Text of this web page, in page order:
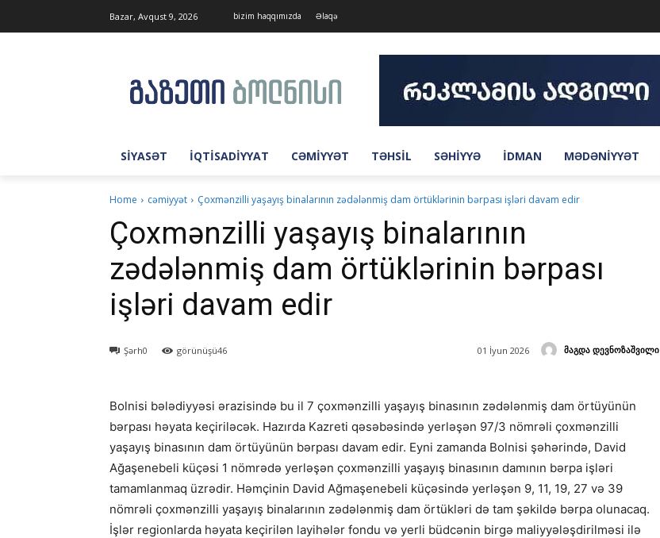
Bazar, Avqust 9, 2026 bizim haqqımızda Əlaqə
SIYASƏT İQTISADIYYAT CƏMIYYƏT TƏHSIL SƏHIYYƏ IDMAN MƏDƏNIYYƏT
Home cəmiyyət Çoxmənzilli yaşayış binalarının zədələnmiş dam örtüklərinin bərpası işləri davam edir
Çoxmənzilli yaşayış binalarının
zədələnmiş dam örtüklərinin bərpası
işləri davam edir
მაგდა დევნოზაშვილი
01 İyun 2026
Şərh0 görünüşü46
Bolnisi bələdiyyəsi ərazisində bu il 7 çoxmənzilli yaşayış binasının zədələnmiş dam örtüyünün
bərpası həyata keçiriləcək. Hazırda Kazreti qəsəbəsində yerləşən 97/3 nömrəli çoxmənzilli
yaşayış binasının dam örtüyünün bərpası davam edir. Eyni zamanda Bolnisi şəhərində, David
Ağaşenebeli küçəsi 1 nömrədə yerləşən çoxmənzilli yaşayış binasının damının bərpa işləri
tamamlanmaq üzrədir. Həmçinin David Ağmaşenebeli küçəsində yerləşən 9, 11, 19, 27 və 39
nömrəli çoxmənzilli yaşayış binalarının zədələnmiş dam örtükləri də tam şəkildə bərpa olunacaq.
İşlər regionlarda həyata keçirilən layihələr fondu və yerli büdcənin birgə maliyyələşdirilməsi ilə